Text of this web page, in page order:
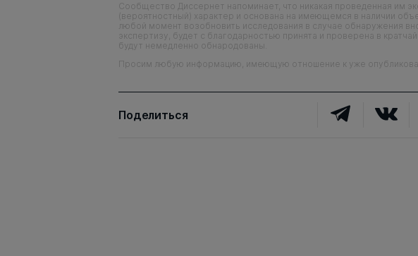
Сообщество Диссернет напоминает, что никакая проведенная им
(вероятностный) характер и основана на имеющемся в наличии
любой момент возобновить исследования в случае обнаружения
экспертизу, будет с благодарностью принята и проверена в
будут немедленно обнародованы.
Просим любую информацию, имеющую отношение к уже
Поделиться